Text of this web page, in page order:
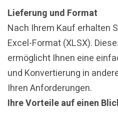
Lieferung und Format
Nach Ihrem Kauf erhalten
Excel-Format (XLSX).
ermöglicht Ihnen eine
und Konvertierung in
Ihren Anforderungen.
Ihre Vorteile auf einen